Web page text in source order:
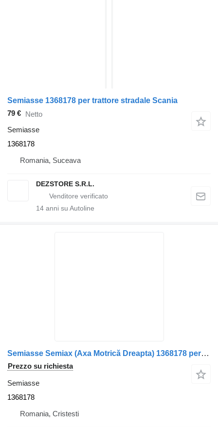
Semiasse 1368178 per trattore stradale Scania
79 € Netto
Semiasse
1368178
Romania, Suceava
DEZSTORE S.R.L.
14 anni su Autoline
Semiasse Semiax (Axa Motrică Dreapta) 1368178 per camion Scania /13
Prezzo su richiesta
Semiasse
1368178
Romania, Cristesti